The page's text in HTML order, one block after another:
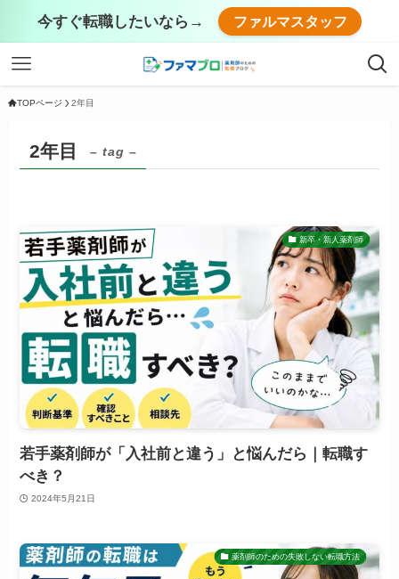
今すぐ転職したいなら→ ファルマスタッフ
TOPページ 2年目
2年目 – tag –
新卒・新人薬剤師
若手薬剤師が「入社前と違う」と悩んだら｜転職す
べき？
2024年5月21日
薬剤師のための失敗しない転職方法